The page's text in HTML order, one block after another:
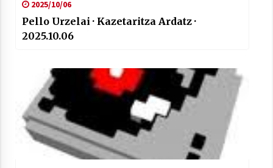
2025/10/06
Pello Urzelai · Kazetaritza Ardatz ·
2025.10.06